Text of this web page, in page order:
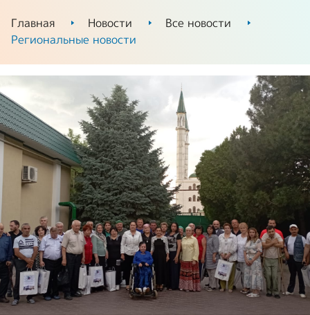
Главная Новости
Все новости
Региональные новости